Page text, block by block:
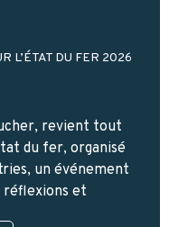
L’ÉTAT DU FER 2026
revient tout
du fer, organisé
un événement
réflexions et